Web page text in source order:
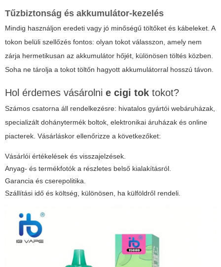
Tűzbiztonság és akkumulátor-kezelés
Mindig használjon eredeti vagy jó minőségű töltőket és kábeleket. A
tokon belüli szellőzés fontos: olyan tokot válasszon, amely nem
zárja hermetikusan az akkumulátor hőjét, különösen töltés közben.
Soha ne tárolja a tokot töltőn hagyott akkumulátorral hosszú távon.
Hol érdemes vásárolni e cigi tok tokot?
Számos csatorna áll rendelkezésre: hivatalos gyártói webáruházak,
specializált dohánytermék boltok, elektronikai áruházak és online
piacterek. Vásárláskor ellenőrizze a következőket:
Vásárlói értékelések és visszajelzések.
Anyag- és termékfotók a részletes belső kialakításról.
Garancia és cserepolitika.
Szállítási idő és költség, különösen, ha külföldről rendeli.